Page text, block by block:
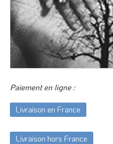
Paiement en ligne :
Livraison en France
Livraison hors France